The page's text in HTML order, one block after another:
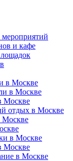
и кафе
в Москве
в Москве
Москве
отдых в Москве
Москве
в Москве
Москве
в Москве